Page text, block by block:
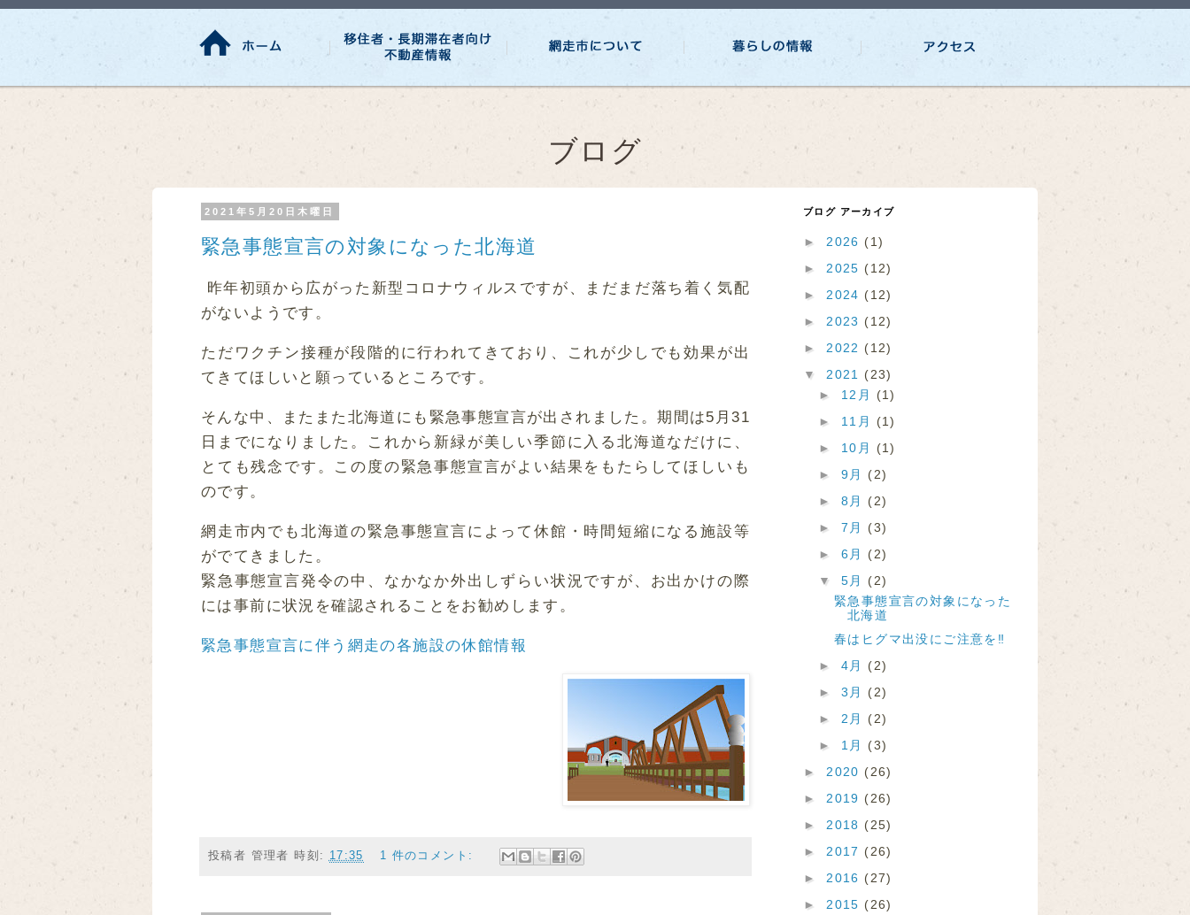
ブログ
2021年5月20日木曜日
緊急事態宣言の対象になった北海道
昨年初頭から広がった新型コロナウィルスですが、まだまだ落ち着く気配
がないようです。
ただワクチン接種が段階的に行われてきており、これが少しでも効果が出
てきてほしいと願っているところです。
そんな中、またまた北海道にも緊急事態宣言が出されました。期間は5月31
日までになりました。これから新緑が美しい季節に入る北海道なだけに、
とても残念です。この度の緊急事態宣言がよい結果をもたらしてほしいも
のです。
網走市内でも北海道の緊急事態宣言によって休館・時間短縮になる施設等
がでてきました。
緊急事態宣言発令の中、なかなか外出しずらい状況ですが、お出かけの際
には事前に状況を確認されることをお勧めします。
緊急事態宣言に伴う網走の各施設の休館情報
投稿者 管理者 時刻: 17:35 1 件のコメント:
ブログ アーカイブ
► 2026 (1)
► 2025 (12)
► 2024 (12)
► 2023 (12)
► 2022 (12)
▼ 2021 (23)
► 12月 (1)
► 11月 (1)
► 10月 (1)
► 9月 (2)
► 8月 (2)
► 7月 (3)
► 6月 (2)
▼ 5月 (2)
緊急事態宣言の対象になった
北海道
春はヒグマ出没にご注意を‼
► 4月 (2)
► 3月 (2)
► 2月 (2)
► 1月 (3)
► 2020 (26)
► 2019 (26)
► 2018 (25)
► 2017 (26)
► 2016 (27)
► 2015 (26)